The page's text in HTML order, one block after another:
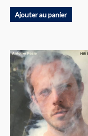
Ajouter au panier